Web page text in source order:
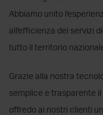
Abbiamo unito
all'efficienza dei servizi
tutto il territorio
Grazie alla nostra
semplice e trasparente
offredo ai nostri clienti